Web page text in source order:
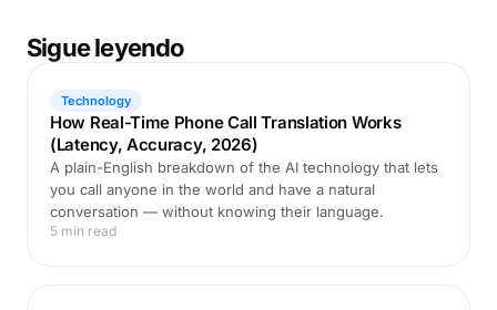
Sigue leyendo
Technology
How Real-Time Phone Call Translation Works
(Latency, Accuracy, 2026)
A plain-English breakdown of the AI technology that lets
you call anyone in the world and have a natural
conversation — without knowing their language.
5 min read